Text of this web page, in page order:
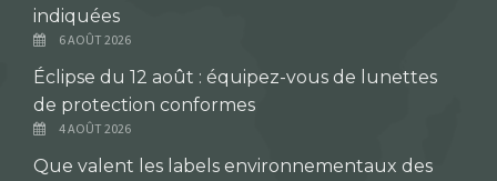
indiquées
6 AOÛT 2026
Éclipse du 12 août : équipez-vous de lunettes
de protection conformes
4 AOÛT 2026
Que valent les labels environnementaux des